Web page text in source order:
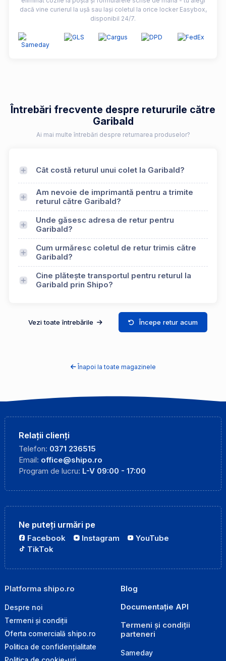
dacă vine curierul la ușă sau lași coletul la orice locker Easybox,
disponibil 24/7.
Întrebări frecvente despre retururile către
Garibald
Ai mai multe întrebări despre returnarea produselor?
Cât costă returul unui colet la Garibald?
Am nevoie de imprimantă pentru a trimite
returul către Garibald?
Unde găsesc adresa de retur pentru
Garibald?
Cum urmăresc coletul de retur trimis către
Garibald?
Cine plătește transportul pentru returul la
Garibald prin Shipo?
Vezi toate întrebările Începe retur acum
Înapoi la toate magazinele
Relații clienți
Telefon: 0371 236515
Email: office@shipo.ro
Program de lucru: L-V 09:00 - 17:00
Ne puteți urmări pe
Facebook Instagram
YouTube
TikTok
Platforma shipo.ro
Despre noi
Termeni și condiții
Oferta comercială shipo.ro
Politica de confidențialitate
Blog
Documentație API
Termeni și condiții
parteneri
Sameday